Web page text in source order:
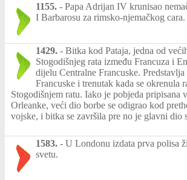
1155. - Papa Adrijan IV krunisao
I Barbarosu za rimsko-njemačkog cara.
1429. - Bitka kod Pataja, jedna od
Stogodišnjeg rata između Francuza i
dijelu Centralne Francuske.
Francuske i trenutak kada se okrenula
Stogodišnjem ratu. Iako je pobjeda pripisana
Orleanke, veći dio borbe se odigrao kod
vojske, i bitka se završila pre no je glavni dio
1583. - U Londonu izdata prva polisa
svetu.